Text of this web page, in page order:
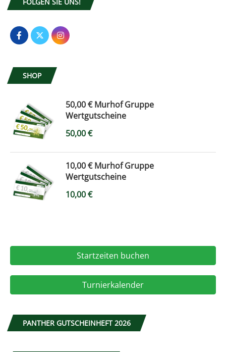
SHOP
50,00 € Murhof Gruppe
Wertgutscheine
50,00€
10,00 € Murhof Gruppe
Wertgutscheine
10,00€
Startzeiten buchen
Turnierkalender
PANTHER GUTSCHEINHEFT 2026